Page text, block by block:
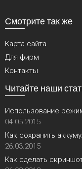
Смотрите так же
Карта сайта
Для фирм
Контакты
Читайте наши
Использование
04.05.2015
Как сохранить
26.03.2015
Как сделать